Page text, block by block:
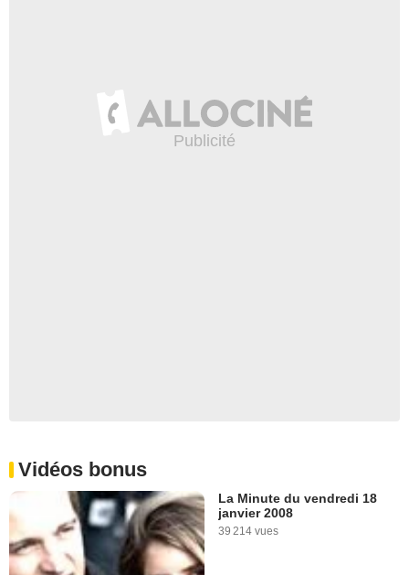
Vidéos bonus
La Minute du vendredi 18
janvier 2008
39 214 vues